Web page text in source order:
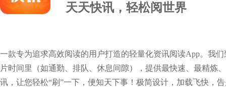
天天快讯，轻松阅世界
一款专为追求高效阅读的用户打造的轻量化资讯阅读App。我
片时间里（如通勤、排队、休息间隙），提供最快速、最精炼
讯，让您轻松“刷”一下，便知天下事！极简设计，加载飞快，